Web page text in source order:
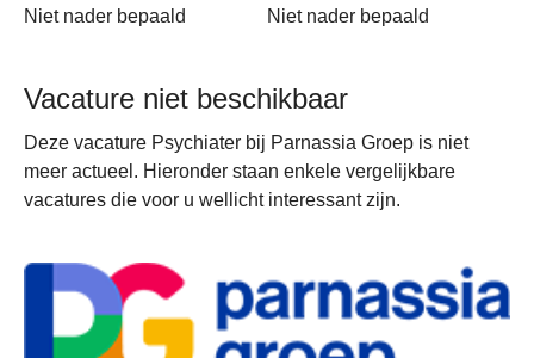
Niet nader bepaald Niet nader bepaald
Vacature niet beschikbaar
Deze vacature Psychiater bij Parnassia Groep is niet
meer actueel. Hieronder staan enkele vergelijkbare
vacatures die voor u wellicht interessant zijn.